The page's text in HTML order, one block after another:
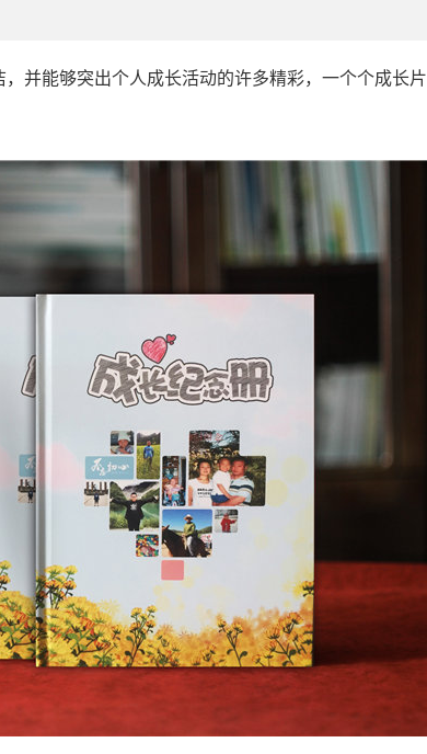
并能够突出个人成长活动的许多精彩，一个个成长片